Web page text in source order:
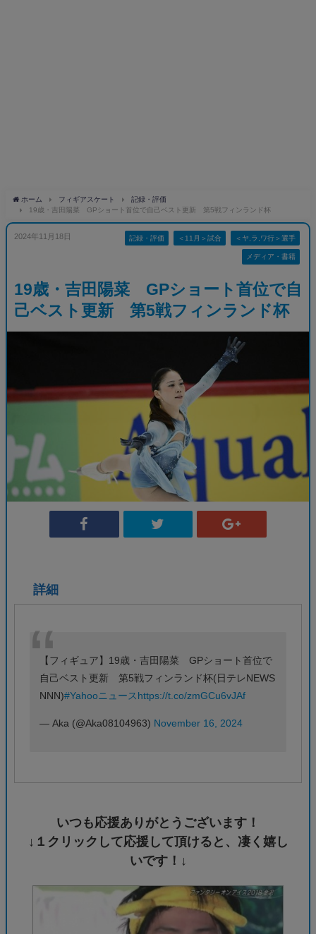
ホーム フィギアスケート
記録・評価
19歳・吉田陽菜 GPショート首位で自己ベスト更新 第5戦フィンランド杯
2024年11月18日 記録・評価 ＜11月＞試合 ＜ヤ,ラ,ワ行＞選手
メディア・書籍
19歳・吉田陽菜 GPショート首位で自
己ベスト更新 第5戦フィンランド杯
詳細
【フィギュア】19歳・吉田陽菜 GPショート首位で
自己ベスト更新 第5戦フィンランド杯(日テレNEWS
NNN)#Yahooニュース https://t.co/zmGCu6vJAf
— Aka (@Aka08104963) November 16, 2024
いつも応援ありがとうございます！
↓１クリックして応援して頂けると、凄く嬉し
いです！↓